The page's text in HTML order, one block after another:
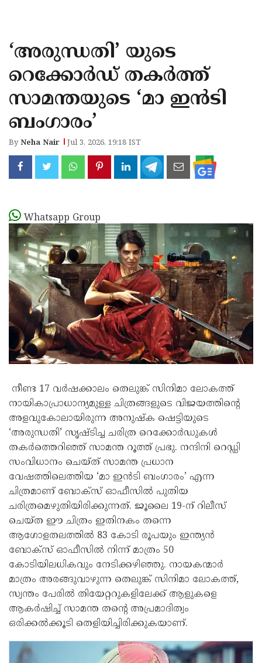
KANNUR
KASARAGOD
‘അരുന്ധതി’ യുടെ
റെക്കോർഡ് തകർത്ത്
സാമന്തയുടെ ‘മാ ഇൻടി
ബംഗാരം’
ByNeha Nair Jul 3, 2026, 19:18 IST
Whatsapp Group
നീണ്ട 17 വർഷക്കാലം തെലുങ്ക് സിനിമാ ലോകത്ത്
നായികാപ്രാധാന്യമുള്ള ചിത്രങ്ങളുടെ വിജയത്തിന്റെ
അളവുകോലായിരുന്ന അനുഷ്‌ക ഷെട്ടിയുടെ
‘അരുന്ധതി’ സൃഷ്ടിച്ച ചരിത്ര റെക്കോർഡുകൾ
തകർത്തെറിഞ്ഞ് സാമന്ത റൂത്ത് പ്രഭു. നന്ദിനി റെഡ്ഡി
സംവിധാനം ചെയ്ത് സാമന്ത പ്രധാന
വേഷത്തിലെത്തിയ ‘മാ ഇൻടി ബംഗാരം’ എന്ന
ചിത്രമാണ് ബോക്സ് ഓഫീസിൽ പുതിയ
ചരിത്രമെഴുതിയിരിക്കുന്നത്. ജൂലൈ 19-ന് റിലീസ്
ചെയ്ത ഈ ചിത്രം ഇതിനകം തന്നെ
ആഗോളതലത്തിൽ 83 കോടി രൂപയും ഇന്ത്യൻ
ബോക്‌സ് ഓഫീസിൽ നിന്ന് മാത്രം 50
കോടിയിലധികവും നേടിക്കഴിഞ്ഞു. നായകന്മാർ
മാത്രം അരങ്ങുവാഴുന്ന തെലുങ്ക് സിനിമാ ലോകത്ത്,
സ്വന്തം പേരിൽ തിയേറ്ററുകളിലേക്ക് ആളുകളെ
ആകർഷിച്ച് സാമന്ത തന്റെ അപ്രമാദിത്വം
ഒരിക്കൽക്കൂടി തെളിയിച്ചിരിക്കുകയാണ്.